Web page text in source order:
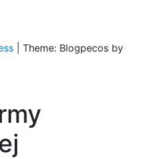
Theme: Blogpecos by